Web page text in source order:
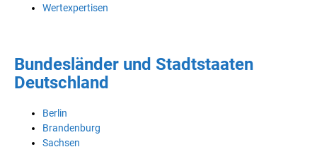
Wertexpertisen
Bundesländer und Stadtstaaten
Deutschland
Berlin
Brandenburg
Sachsen